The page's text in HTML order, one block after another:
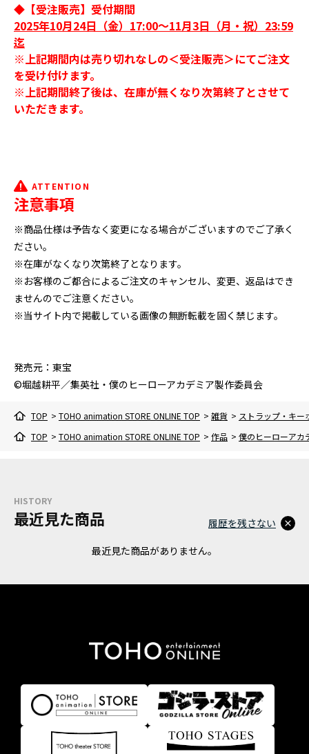
◆【受注販売】受付期間
2025年10月24日（金）17:00～11月3日（月・祝）23:59
迄
※上記期間内は売り切れなしの＜受注販売＞にてご注文
を受け付けます。
※上記期間終了後は、在庫が無くなり次第終了とさせて
いただきます。
ATTENTION
注意事項
※商品仕様は予告なく変更になる場合がございますのでご了承く
ださい。
※在庫がなくなり次第終了となります。
※お客様のご都合によるご注文のキャンセル、変更、返品はでき
ませんのでご注意ください。
※当サイト内で掲載している画像の無断転載を固く禁じます。
発売元：東宝
©堀越耕平／集英社・僕のヒーローアカデミア製作委員会
TOP > TOHO animation STORE ONLINE TOP > 雑貨 > ストラップ・キー
TOP > TOHO animation STORE ONLINE TOP > 作品 > 僕のヒーローアカ
HISTORY
最近見た商品
最近見た商品がありません。
履歴を残さない